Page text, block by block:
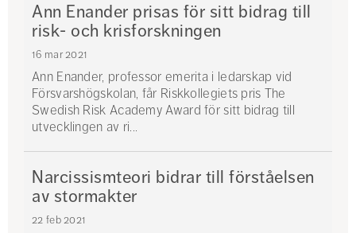
Ann Enander prisas för sitt bidrag till
risk- och krisforskningen
16 mar 2021
Ann Enander, professor emerita i ledarskap vid
Försvarshögskolan, får Riskkollegiets pris The
Swedish Risk Academy Award för sitt bidrag till
utvecklingen av ri...
Enander
Narcissismteori bidrar till förståelsen
av stormakter
22 feb 2021